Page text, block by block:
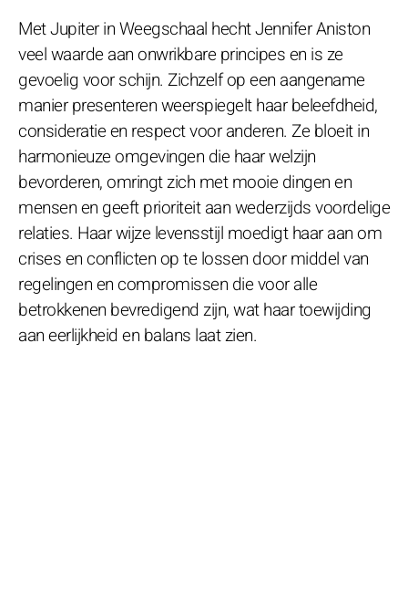
Met Jupiter in Weegschaal hecht Jennifer Aniston
veel waarde aan onwrikbare principes en is ze
gevoelig voor schijn. Zichzelf op een aangename
manier presenteren weerspiegelt haar beleefdheid,
consideratie en respect voor anderen. Ze bloeit in
harmonieuze omgevingen die haar welzijn
bevorderen, omringt zich met mooie dingen en
mensen en geeft prioriteit aan wederzijds voordelige
relaties. Haar wijze levensstijl moedigt haar aan om
crises en conflicten op te lossen door middel van
regelingen en compromissen die voor alle
betrokkenen bevredigend zijn, wat haar toewijding
aan eerlijkheid en balans laat zien.